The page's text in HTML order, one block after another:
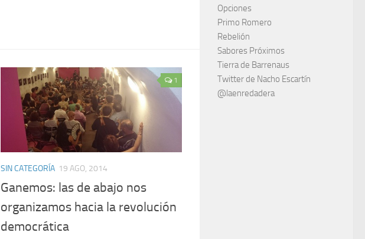
1
SIN CATEGORÍA 19 AGO, 2014
Ganemos: las de abajo nos
organizamos hacia la revolución
democrática
Opciones
Primo Romero
Rebelión
Sabores Próximos
Tierra de Barrenaus
Twitter de Nacho Escartín
@laenredadera